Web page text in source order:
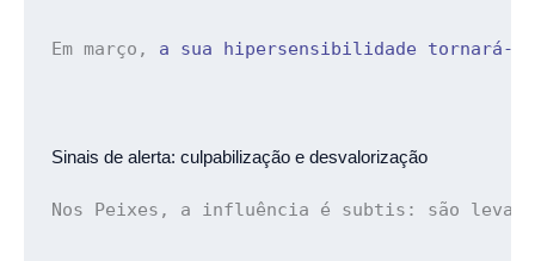
Em março, a sua hipersensibilidade tornará-
Sinais de alerta: culpabilização e desvalorização
Nos Peixes, a influência é subtis: são